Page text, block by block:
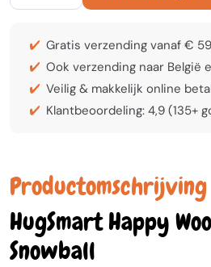
Gratis verzending vanaf € 59
Ook verzending naar België
Veilig & makkelijk online
Klantbeoordeling: 4,9 (135+
Productomschrijving
HugSmart Happy
Snowball